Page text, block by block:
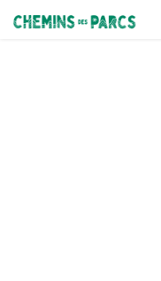
Chemins des Parcs